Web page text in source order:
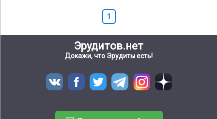
1
Эрудитов.нет
Докажи, что Эрудиты есть!